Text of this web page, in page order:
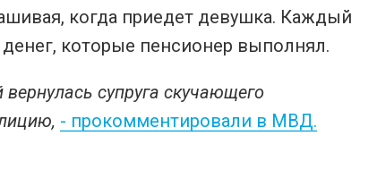
когда приедет девушка. Каждый
которые пенсионер выполнял.
супруга скучающего
- прокомментировали в МВД.